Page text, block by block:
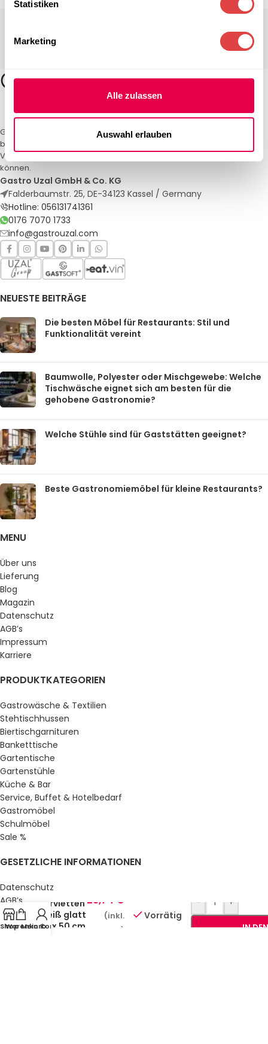
Statistiken
Marketing
Alle zulassen
Auswahl erlauben
Gastro Uzal – Ihr Spezialist für Gastronomiemöbel und -textilien. Wir
bieten maßgeschneiderte Lösungen für Restaurants, Hotels und
Veranstaltungen. Qualität und Service, auf die Sie sich verlassen
können.
Gastro Uzal GmbH & Co. KG
Falderbaumstr. 25, DE-34123 Kassel / Germany
Hotline: 056131741361
0176 7070 1733
info@gastrouzal.com
NEUESTE BEITRÄGE
Die besten Möbel für Restaurants: Stil und
Funktionalität vereint
Baumwolle, Polyester oder Mischgewebe: Welche
Tischwäsche eignet sich am besten für die
gehobene Gastronomie?
Welche Stühle sind für Gaststätten geeignet?
Beste Gastronomiemöbel für kleine Restaurants?
MENU
Über uns
Lieferung
Blog
Magazin
Datenschutz
AGB’s
Impressum
Karriere
PRODUKTKATEGORIEN
Gastrowäsche & Textilien
Stehtischhussen
Biertischgarnituren
Banketttische
Gartentische
Gartenstühle
Küche & Bar
Service, Buffet & Hotelbedarf
Gastromöbel
Schulmöbel
Sale %
GESETZLICHE INFORMATIONEN
Datenschutz
AGB’s
Impressum
Sitemap
Shop
Warenkorb
Mein Konto
Baumwoll-
Servietten
Weiß glatt
50 x 50 cm
23,74 €
(inkl.
MwSt.)
Vorrätig
- +
IN